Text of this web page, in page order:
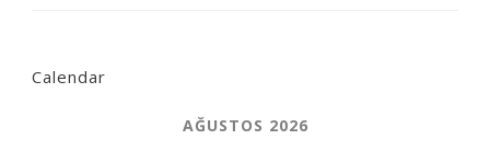
Calendar
AĞUSTOS 2026